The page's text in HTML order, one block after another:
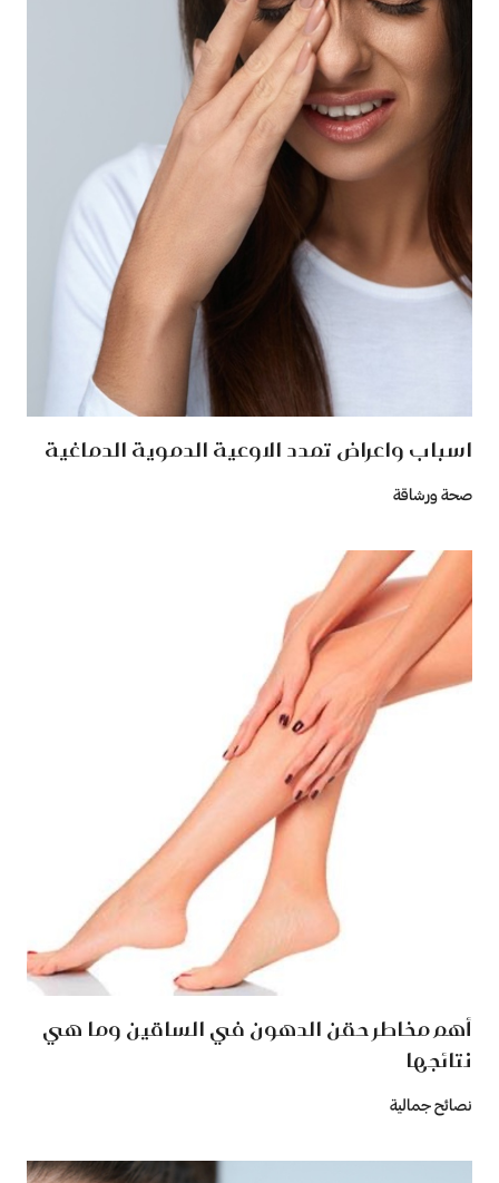
اسباب واعراض تمدد الاوعية الدموية الدماغية
صحة ورشاقة
أهم مخاطر حقن الدهون في الساقين وما هي
نتائجها
نصائح جمالية